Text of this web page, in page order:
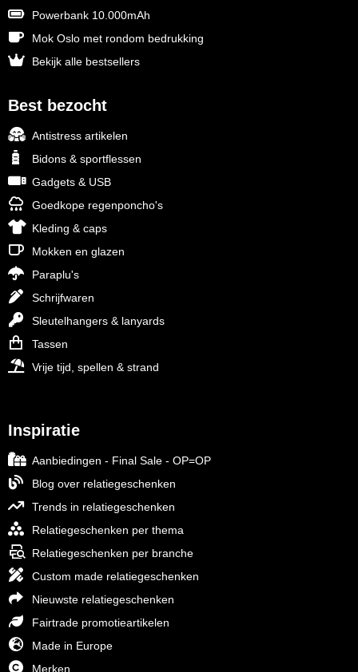
Powerbank 10.000mAh
Mok Oslo met rondom bedrukking
Bekijk alle bestsellers
Best bezocht
Antistress artikelen
Bidons & sportflessen
Gadgets & USB
Goedkope regenponcho's
Kleding & caps
Mokken en glazen
Paraplu's
Schrijfwaren
Sleutelhangers & lanyards
Tassen
Vrije tijd, spellen & strand
Inspiratie
Aanbiedingen - Final Sale - OP=OP
Blog over relatiegeschenken
Trends in relatiegeschenken
Relatiegeschenken per thema
Relatiegeschenken per branche
Custom made relatiegeschenken
Nieuwste relatiegeschenken
Fairtrade promotieartikelen
Made in Europe
Merken